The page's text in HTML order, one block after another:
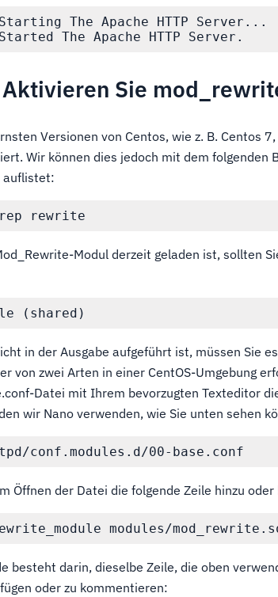
The Apache HTTP Server...
Sie
Versionen von Centos, wie z. B. Centos
Wir können dies jedoch mit dem folgenden
auflistet:
Modul derzeit geladen ist, sollten
in der Ausgabe aufgeführt ist, müssen Sie
von zwei Arten in einer CentOS-Umgebung
Datei mit Ihrem bevorzugten Texteditor
wir Nano verwenden, wie Sie unten sehen
Öffnen der Datei die folgende Zeile hinzu
besteht darin, dieselbe Zeile, die oben
oder zu kommentieren: